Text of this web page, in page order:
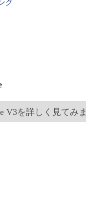
グ
V3を詳しく見てみ